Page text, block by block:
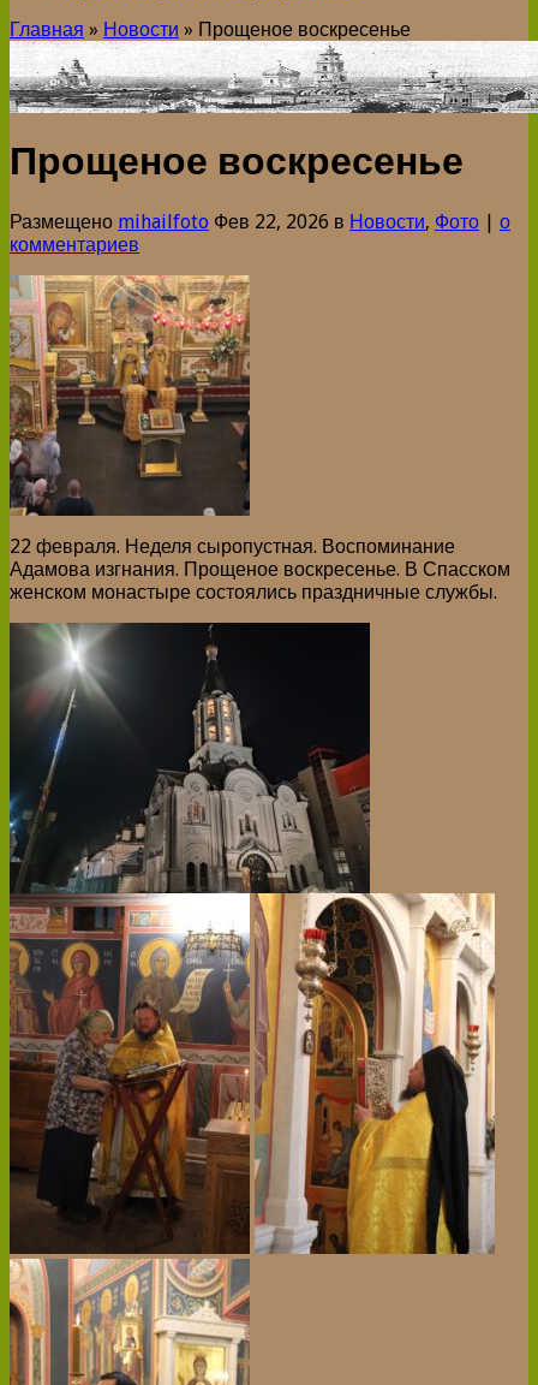
Главная » Новости » Прощеное воскресенье
Прощеное воскресенье
Размещено mihailfoto Фев 22, 2026 в Новости, Фото | о
комментариев
22 февраля. Неделя сыропустная. Воспоминание
Адамова изгнания. Прощеное воскресенье. В Спасском
женском монастыре состоялись праздничные службы.